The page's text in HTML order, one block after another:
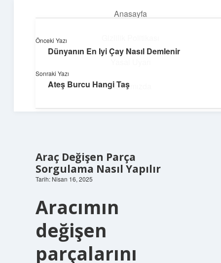
Anasayfa
Hakkımızda
Dijital Dünya Günlüğü
Araç Değişen Parça
Sorgulama Nasıl Yapılır
Tarih: Nisan 16, 2025
Aracımın
değişen
parçalarını
Önceki Yazı
Dünyanın En Iyi Çay Nasıl Demlenir
Sonraki Yazı
Ateş Burcu Hangi Taş